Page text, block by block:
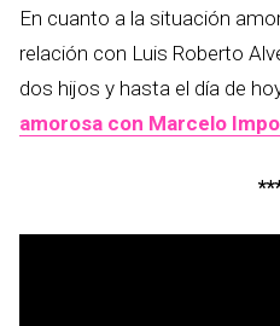
En cuanto a la situación
relación con Luis Roberto
dos hijos y hasta el día de
amorosa con Marcelo